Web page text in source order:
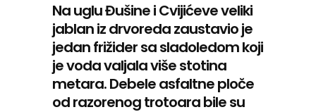
Na uglu Đušine i Cvijićeve veliki
jablan iz drvoreda zaustavio je
jedan frižider sa sladoledom koji
je voda valjala više stotina
metara. Debele asfaltne ploče
od razorenog trotoara bile su